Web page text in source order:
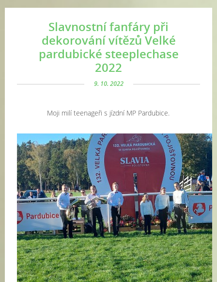
Slavnostní fanfáry při
dekorování vítězů Velké
pardubické steeplechase
2022
9. 10. 2022
Moji milí teenageři s jízdní MP Pardubice.